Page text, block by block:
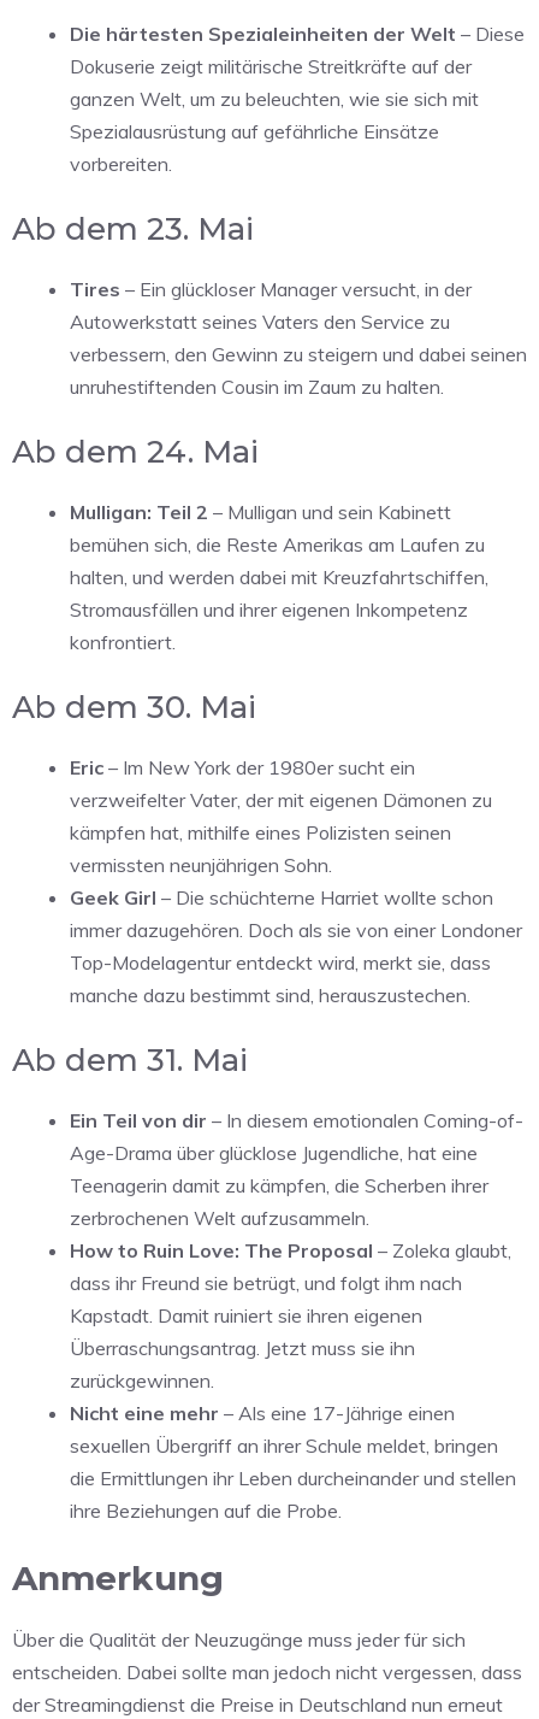
Die härtesten Spezialeinheiten der Welt – Diese
Dokuserie zeigt militärische Streitkräfte auf der
ganzen Welt, um zu beleuchten, wie sie sich mit
Spezialausrüstung auf gefährliche Einsätze
vorbereiten.
Ab dem 23. Mai
Tires – Ein glückloser Manager versucht, in der
Autowerkstatt seines Vaters den Service zu
verbessern, den Gewinn zu steigern und dabei seinen
unruhestiftenden Cousin im Zaum zu halten.
Ab dem 24. Mai
Mulligan: Teil 2 – Mulligan und sein Kabinett
bemühen sich, die Reste Amerikas am Laufen zu
halten, und werden dabei mit Kreuzfahrtschiffen,
Stromausfällen und ihrer eigenen Inkompetenz
konfrontiert.
Ab dem 30. Mai
Eric – Im New York der 1980er sucht ein
verzweifelter Vater, der mit eigenen Dämonen zu
kämpfen hat, mithilfe eines Polizisten seinen
vermissten neunjährigen Sohn.
Geek Girl – Die schüchterne Harriet wollte schon
immer dazugehören. Doch als sie von einer Londoner
Top-Modelagentur entdeckt wird, merkt sie, dass
manche dazu bestimmt sind, herauszustechen.
Ab dem 31. Mai
Ein Teil von dir – In diesem emotionalen Coming-of-
Age-Drama über glücklose Jugendliche, hat eine
Teenagerin damit zu kämpfen, die Scherben ihrer
zerbrochenen Welt aufzusammeln.
How to Ruin Love: The Proposal – Zoleka glaubt,
dass ihr Freund sie betrügt, und folgt ihm nach
Kapstadt. Damit ruiniert sie ihren eigenen
Überraschungsantrag. Jetzt muss sie ihn
zurückgewinnen.
Nicht eine mehr – Als eine 17-Jährige einen
sexuellen Übergriff an ihrer Schule meldet, bringen
die Ermittlungen ihr Leben durcheinander und stellen
ihre Beziehungen auf die Probe.
Anmerkung
Über die Qualität der Neuzugänge muss jeder für sich
entscheiden. Dabei sollte man jedoch nicht vergessen, dass
der Streamingdienst die Preise in Deutschland nun erneut